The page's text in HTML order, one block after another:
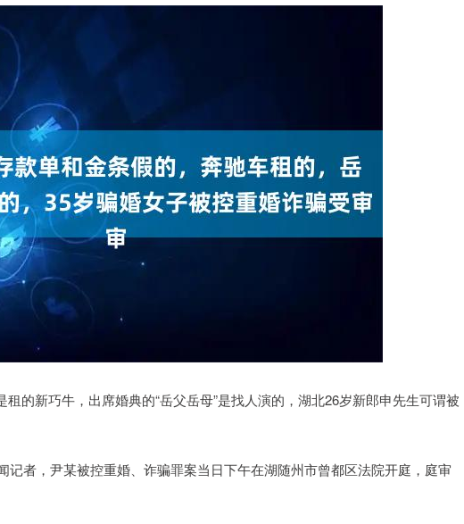
的新巧牛，出席婚典的“岳父岳母”是找人演的，湖北26岁新郎申先生可谓被
记者，尹某被控重婚、诈骗罪案当日下午在湖随州市曾都区法院开庭，庭审
200.89